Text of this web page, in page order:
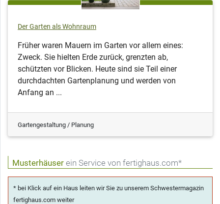
Der Garten als Wohnraum
Früher waren Mauern im Garten vor allem eines:
Zweck. Sie hielten Erde zurück, grenzten ab,
schützten vor Blicken. Heute sind sie Teil einer
durchdachten Gartenplanung und werden von
Anfang an ...
Gartengestaltung / Planung
Musterhäuser ein Service von fertighaus.com*
* bei Klick auf ein Haus leiten wir Sie zu unserem Schwestermagazin
fertighaus.com weiter